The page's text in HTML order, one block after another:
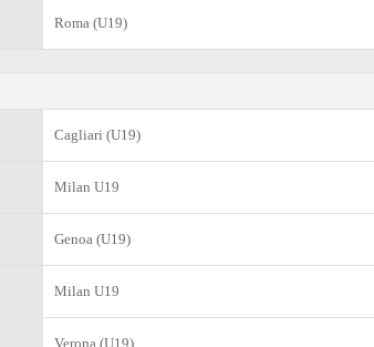
Roma (U19)
Cagliari (U19)
Milan U19
Genoa (U19)
Milan U19
Verona (U19)